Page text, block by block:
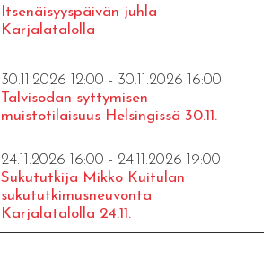
Itsenäisyyspäivän juhla
Karjalatalolla
30.11.2026 12:00 - 30.11.2026 16:00
Talvisodan syttymisen
muistotilaisuus Helsingissä 30.11.
24.11.2026 16:00 - 24.11.2026 19:00
Sukututkija Mikko Kuitulan
sukututkimusneuvonta
Karjalatalolla 24.11.